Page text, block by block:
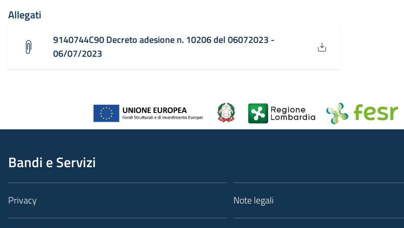
Allegati
9140744C90 Decreto adesione n. 10206 del 06072023 -
06/07/2023
Bandi e Servizi
Privacy Note legali